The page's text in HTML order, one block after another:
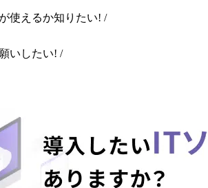
使えるか知りたい! /
いしたい! /